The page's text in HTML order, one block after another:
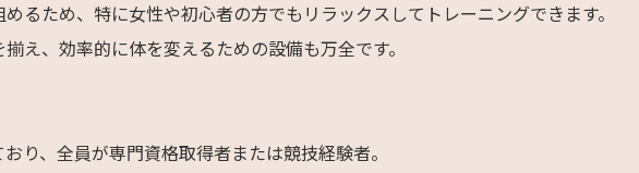
るため、特に女性や初心者の方でもリラックスしてトレーニングできます。
え、効率的に体を変えるための設備も万全です。
り、全員が専門資格取得者または競技経験者。